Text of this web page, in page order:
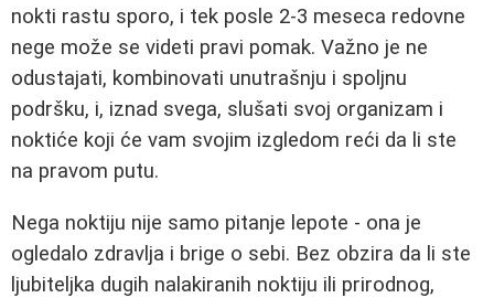
nokti rastu sporo, i tek posle 2-3 meseca redovne
nege može se videti pravi pomak. Važno je ne
odustajati, kombinovati unutrašnju i spoljnu
podršku, i, iznad svega, slušati svoj organizam i
noktiće koji će vam svojim izgledom reći da li ste
na pravom putu.
Nega noktiju nije samo pitanje lepote - ona je
ogledalo zdravlja i brige o sebi. Bez obzira da li ste
ljubiteljka dugih nalakiranih noktiju ili prirodnog,